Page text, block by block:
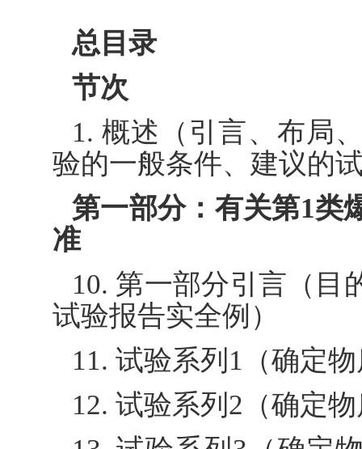
总目录
节次
1. 概述（引言、布局
验的一般条件、建议的
第一部分：有关第1类
准
10. 第一部分引言（目
试验报告实全例）
11. 试验系列1（确定
12. 试验系列2（确定